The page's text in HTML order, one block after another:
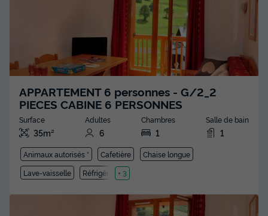
APPARTEMENT 6 personnes - G/2_2
PIECES CABINE 6 PERSONNES
Surface
35m²
Adultes
6
Chambres
1
Salle de bain
1
Animaux autorisés * Cafetière
Chaise longue
Lave-vaisselle
Réfrigérateur
+ 3